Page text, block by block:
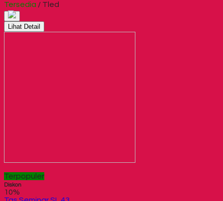
Tersedia / Tled
Lihat Detail
Terpopuler
Diskon
10%